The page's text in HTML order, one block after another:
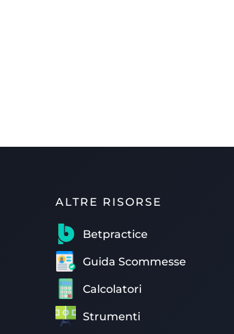
ALTRE RISORSE
Betpractice
Guida Scommesse
Calcolatori
Strumenti